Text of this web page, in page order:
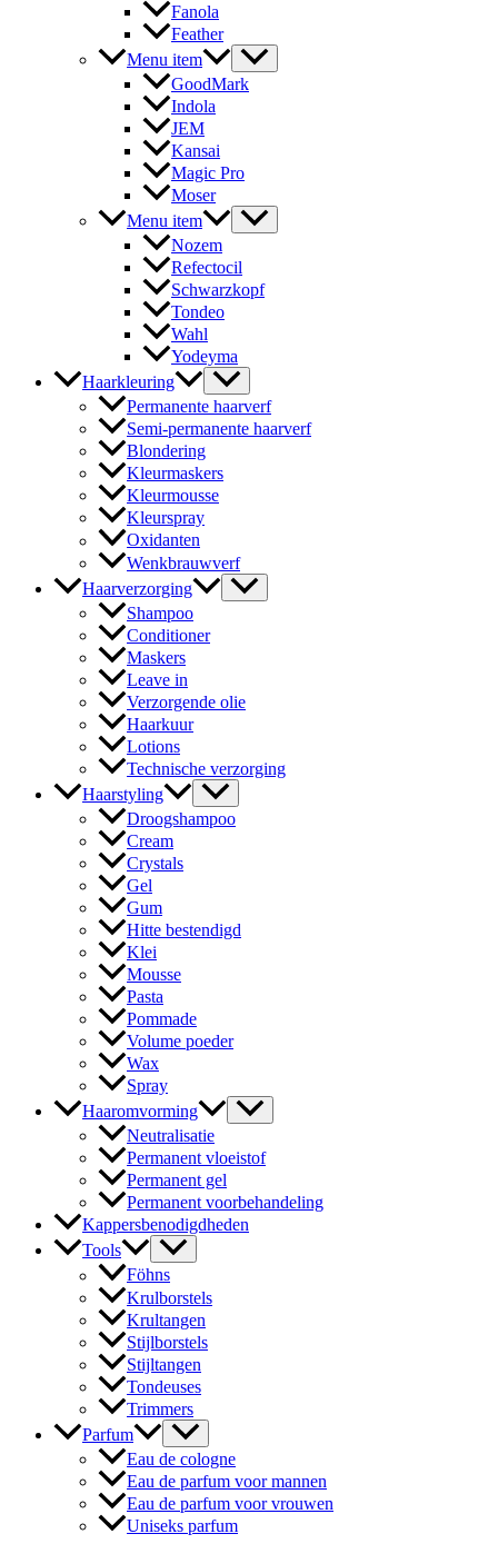
Fanola
Feather
Menu item
GoodMark
Indola
JEM
Kansai
Magic Pro
Moser
Menu item
Nozem
Refectocil
Schwarzkopf
Tondeo
Wahl
Yodeyma
Haarkleuring
Permanente haarverf
Semi-permanente haarverf
Blondering
Kleurmaskers
Kleurmousse
Kleurspray
Oxidanten
Wenkbrauwverf
Haarverzorging
Shampoo
Conditioner
Maskers
Leave in
Verzorgende olie
Haarkuur
Lotions
Technische verzorging
Haarstyling
Droogshampoo
Cream
Crystals
Gel
Gum
Hitte bestendigd
Klei
Mousse
Pasta
Pommade
Volume poeder
Wax
Spray
Haaromvorming
Neutralisatie
Permanent vloeistof
Permanent gel
Permanent voorbehandeling
Kappersbenodigdheden
Tools
Föhns
Krulborstels
Krultangen
Stijlborstels
Stijltangen
Tondeuses
Trimmers
Parfum
Eau de cologne
Eau de parfum voor mannen
Eau de parfum voor vrouwen
Uniseks parfum